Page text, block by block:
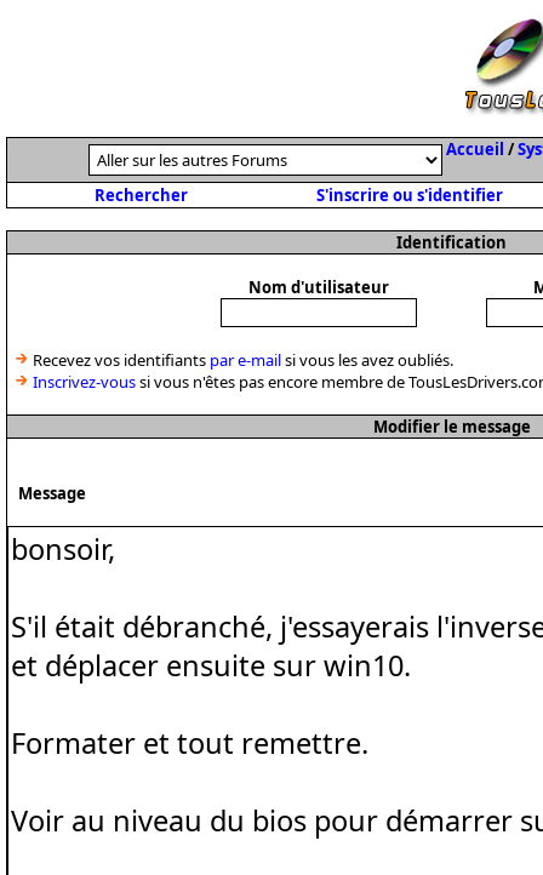
Accueil /
Rechercher S'inscrire ou s'identifier
Identification
Nom d'utilisateur
Recevez vos identifiants par e-mailsi vous les avez oubliés.
Inscrivez-voussi vous n'êtes pas encore membre de
Modifier le message
Message